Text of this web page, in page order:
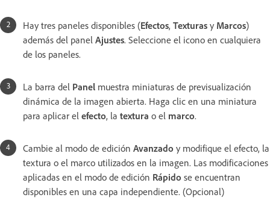
Hay tres paneles disponibles (Efectos, Texturas y Marcos)
además del panel Ajustes. Seleccione el icono en cualquiera
de los paneles.
La barra del Panel muestra miniaturas de previsualización
dinámica de la imagen abierta. Haga clic en una miniatura
para aplicar el efecto, la textura o el marco.
Cambie al modo de edición Avanzado y modifique el efecto, la
textura o el marco utilizados en la imagen. Las modificaciones
aplicadas en el modo de edición Rápido se encuentran
disponibles en una capa independiente. (Opcional)